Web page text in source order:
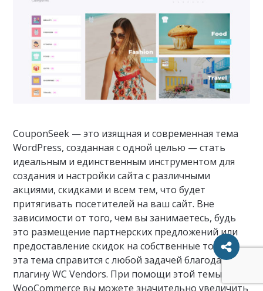
CouponSeek — это изящная и современная тема
WordPress, созданная с одной целью — стать
идеальным и единственным инструментом для
создания и настройки сайта с различными
акциями, скидками и всем тем, что будет
притягивать посетителей на ваш сайт. Вне
зависимости от того, чем вы занимаетесь, будь
это размещение партнерских предложений или
предоставление скидок на собственные товары,
эта тема справится с любой задачей благодаря
плагину WC Vendors. При помощи этой темы
WooCommerce вы можете значительно увеличить